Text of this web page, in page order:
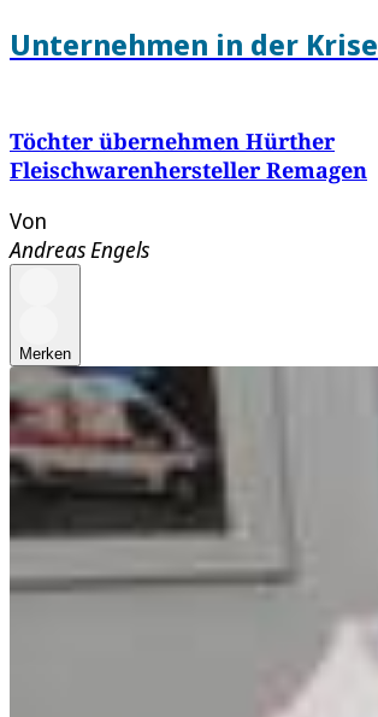
Unternehmen in der Krise
Töchter übernehmen Hürther
Fleischwarenhersteller Remagen
Von
Andreas Engels
Merken